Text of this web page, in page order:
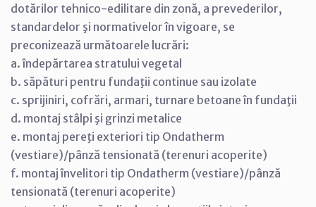
dotărilor tehnico-edilitare din zonă, a prevederilor,
standardelor şi normativelor în vigoare, se
preconizează următoarele lucrări:
a. îndepărtarea stratului vegetal
b. săpături pentru fundaţii continue sau izolate
c. sprijiniri, cofrări, armari, turnare betoane în fundaţii
d. montaj stâlpi şi grinzi metalice
e. montaj pereţi exteriori tip Ondatherm
(vestiare)/pânză tensionată (terenuri acoperite)
f. montaj învelitori tip Ondatherm (vestiare)/pânză
tensionată (terenuri acoperite)